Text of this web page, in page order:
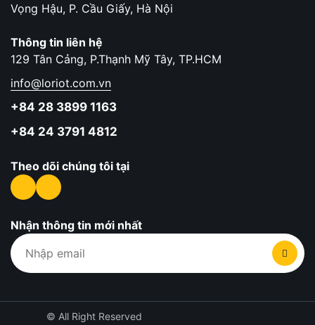
Vọng Hậu, P. Cầu Giấy, Hà Nội
Thông tin liên hệ
129 Tân Cảng, P.Thạnh Mỹ Tây, TP.HCM
info@loriot.com.vn
+84 28 3899 1163
+84 24 3791 4812
Theo dõi chúng tôi tại
Nhận thông tin mới nhất
© All Right Reserved